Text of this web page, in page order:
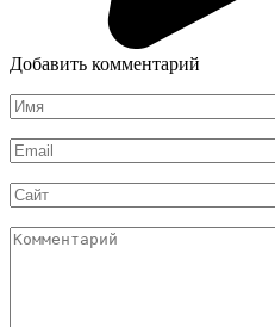
Добавить комментарий
Имя
*
Email
*
Сайт
Комментарий